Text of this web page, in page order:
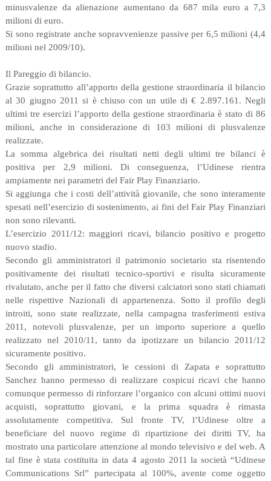
minusvalenze da alienazione aumentano da 687 mila euro a 7,3
milioni di euro.
Si sono registrate anche sopravvenienze passive per 6,5 milioni (4,4
milioni nel 2009/10).
Il Pareggio di bilancio.
Grazie soprattutto all’apporto della gestione straordinaria il bilancio
al 30 giugno 2011 si è chiuso con un utile di € 2.897.161. Negli
ultimi tre esercizi l’apporto della gestione straordinaria è stato di 86
milioni, anche in considerazione di 103 milioni di plusvalenze
realizzate.
La somma algebrica dei risultati netti degli ultimi tre bilanci è
positiva per 2,9 milioni. Di conseguenza, l’Udinese rientra
ampiamente nei parametri del Fair Play Finanziario.
Si aggiunga che i costi dell’attività giovanile, che sono interamente
spesati nell’esercizio di sostenimento, ai fini del Fair Play Finanziari
non sono rilevanti.
L’esercizio 2011/12: maggiori ricavi, bilancio positivo e progetto
nuovo stadio.
Secondo gli amministratori il patrimonio societario sta risentendo
positivamente dei risultati tecnico-sportivi e risulta sicuramente
rivalutato, anche per il fatto che diversi calciatori sono stati chiamati
nelle rispettive Nazionali di appartenenza. Sotto il profilo degli
introiti, sono state realizzate, nella campagna trasferimenti estiva
2011, notevoli plusvalenze, per un importo superiore a quello
realizzato nel 2010/11, tanto da ipotizzare un bilancio 2011/12
sicuramente positivo.
Secondo gli amministratori, le cessioni di Zapata e soprattutto
Sanchez hanno permesso di realizzare cospicui ricavi che hanno
comunque permesso di rinforzare l’organico con alcuni ottimi nuovi
acquisti, soprattutto giovani, e la prima squadra è rimasta
assolutamente competitiva. Sul fronte TV, l’Udinese oltre a
beneficiare del nuovo regime di ripartizione dei diritti TV, ha
mostrato una particolare attenzione al mondo televisivo e del web. A
tal fine è stata costituita in data 4 agosto 2011 la società “Udinese
Communications Srl” partecipata al 100%, avente come oggetto